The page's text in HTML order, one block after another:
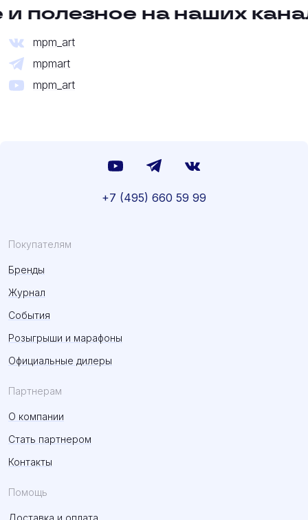
полезное на наших
mpm_art
mpmart
mpm_art
Покупателям
Бренды
Журнал
События
Розыгрыши и марафоны
Официальные дилеры
Партнерам
О компании
Стать партнером
Контакты
Помощь
Доставка и оплата
+7 (495) 660 59 99